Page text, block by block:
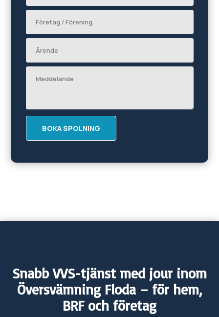
BOKA SPOLNING
Snabb VVS-tjänst med jour inom
Översvämning Floda– för hem,
BRF och företag